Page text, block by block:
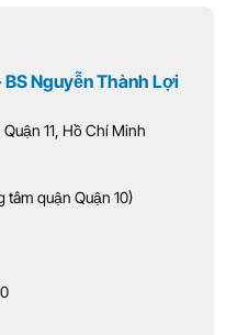
Nguyễn Thành Lợi
11, Hồ Chí Minh
tâm quận Quận 10)